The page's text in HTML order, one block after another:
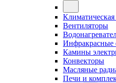
Климатическая
Вентиляторы
Инфракрасные
Камины
Конвекторы
Масляные
Печи и